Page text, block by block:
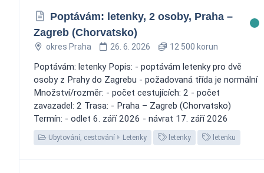
Poptávám: letenky, 2 osoby, Praha –
Zagreb (Chorvatsko)
okres Praha 26. 6. 2026 12 500 korun
Poptávám: letenky Popis: - poptávám letenky pro dvě
osoby z Prahy do Zagrebu - požadovaná třída je normální
Množství/rozměr: - počet cestujících: 2 - počet
zavazadel: 2 Trasa: - Praha – Zagreb (Chorvatsko)
Termín: - odlet 6. září 2026 - návrat 17. září 2026
Ubytování, cestování Letenky letenky letenku